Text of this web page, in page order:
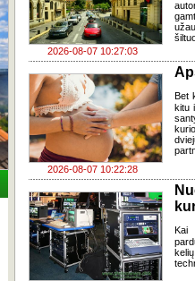
2026-08-07 10:27:03
2026-08-07 10:22:28
Bet
kitu
Kai